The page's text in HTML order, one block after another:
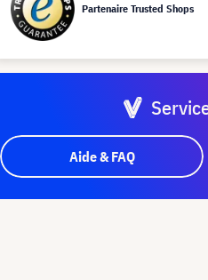
Partenaire Trusted Shops
Aide & FAQ